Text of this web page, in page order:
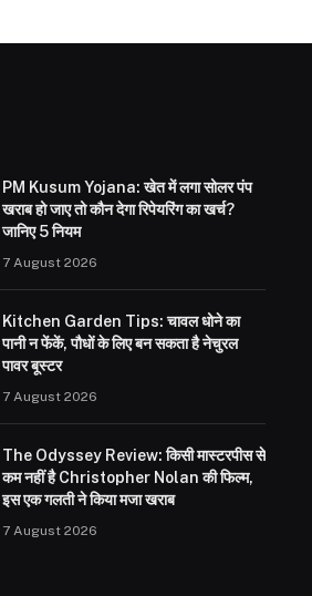
PM Kusum Yojana: खेत में लगा सोलर पंप
खराब हो जाए तो कौन देगा रिपेयरिंग का खर्च?
जानिए 5 नियम
7 August 2026
Kitchen Garden Tips: चावल धोने का
पानी न फेंकें, पौधों के लिए बन सकता है नेचुरल
पावर बूस्टर
7 August 2026
The Odyssey Review: किसी मास्टरपीस से
कम नहीं है Christopher Nolan की फिल्म,
इस एक गलती ने किया मजा खराब
7 August 2026